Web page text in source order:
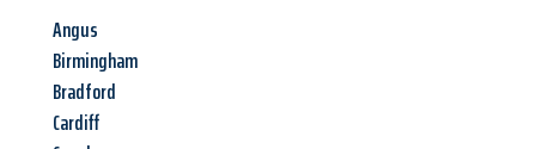
Angus
Birmingham
Bradford
Cardiff